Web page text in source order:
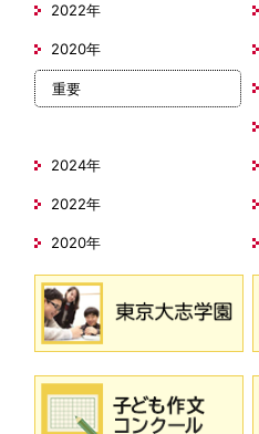
2022年
2020年
重要
2024年
2022年
2020年